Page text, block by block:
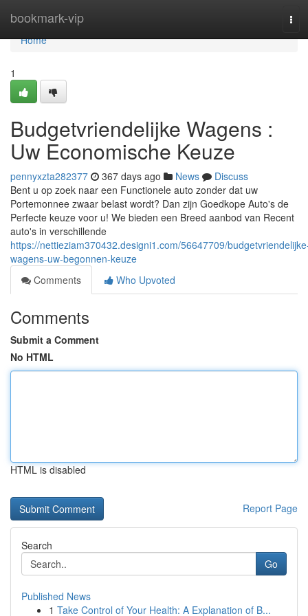
bookmark-vip
Home
Home
1
Budgetvriendelijke Wagens :
Uw Economische Keuze
pennyxzta282377 367 days ago News
Discuss
Bent u op zoek naar een Functionele auto zonder dat uw
Portemonnee zwaar belast wordt? Dan zijn Goedkope Auto's de
Perfecte keuze voor u! We bieden een Breed aanbod van Recent
auto's in verschillende
https://nettieziam370432.designi1.com/56647709/
wagens-uw-begonnen-keuze
Comments
Who Upvoted
Comments
Submit a Comment
No HTML
HTML is disabled
Report Page
Search
Go
Published News
1 Take Control of Your Health: A Explanation of B...